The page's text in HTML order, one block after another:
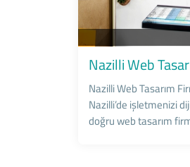
Nazilli Web
Nazilli Web Tasarım
Nazilli’de işletmenizi
doğru web tasarım